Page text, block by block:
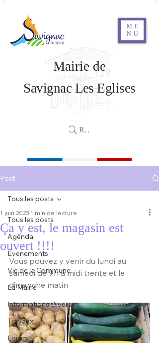
ME
NU
Savignac Les Eglises
Mairie de
Rechercher
Post
Tous les posts
Agenda
Évenements
Vie de la Commune
La Mairie
Informations Diverses
Travaux
Loisirs
Tous les posts
Ça y est, le magasin est
ouvert !!!!
1 juin 2023 1 min de lecture
Vous pouvez y venir du lundi au
samedi de 9h à midi trente et le
dimanche matin